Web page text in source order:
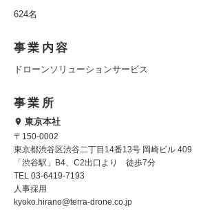
624名
事業内容
ドローンソリューションサービス
事業所
東京本社
〒150-0002
東京都渋谷区渋谷二丁目14番13号 岡崎ビル 409
「渋谷駅」B4、C2出口より 徒歩7分
TEL 03-6419-7193
人事採用
kyoko.hirano@terra-drone.co.jp